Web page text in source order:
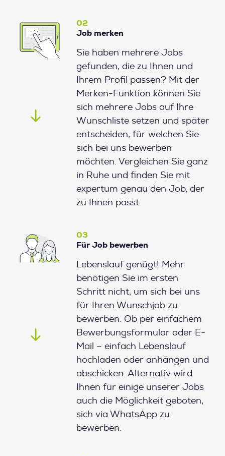
02
Job merken
Sie haben mehrere Jobs
gefunden, die zu Ihnen und
Ihrem Profil passen? Mit der
Merken-Funktion können Sie
sich mehrere Jobs auf Ihre
Wunschliste setzen und später
entscheiden, für welchen Sie
sich bei uns bewerben
möchten. Vergleichen Sie ganz
in Ruhe und finden Sie mit
expertum genau den Job, der
zu Ihnen passt.
03
Für Job bewerben
Lebenslauf genügt! Mehr
benötigen Sie im ersten
Schritt nicht, um sich bei uns
für Ihren Wunschjob zu
bewerben. Ob per einfachem
Bewerbungsformular oder E-
Mail – einfach Lebenslauf
hochladen oder anhängen und
abschicken. Alternativ wird
Ihnen für einige unserer Jobs
auch die Möglichkeit geboten,
sich via WhatsApp zu
bewerben.